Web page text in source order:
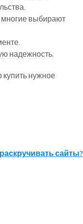
многие выбирают
надежность.
нужное
сайты?